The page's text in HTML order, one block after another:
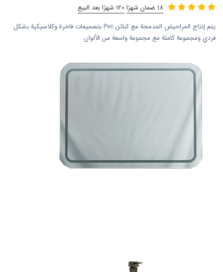
18 ضمان شهرًا
120 شهرًا بعد البيع
يتم إنتاج المراحيض المدمجة مع كبائن Pvc بتصميمات فاخرة وكلاسيكية بشكل
فردي ومجموعة كاملة مع مجموعة واسعة من الألوان.